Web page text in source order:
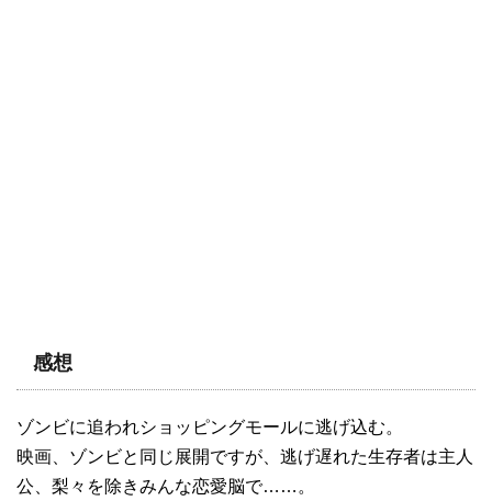
感想
ゾンビに追われショッピングモールに逃げ込む。
映画、ゾンビと同じ展開ですが、逃げ遅れた生存者は主人
公、梨々を除きみんな恋愛脳で……。